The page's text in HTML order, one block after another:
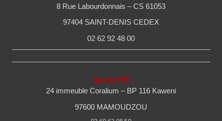
8 Rue Labourdonnais – CS 61053
97404 SAINT-DENIS CEDEX
02 62 92 48 00
MAYOTTE
24 immeuble Coralium – BP 116 Kaweni
97600 MAMOUDZOU